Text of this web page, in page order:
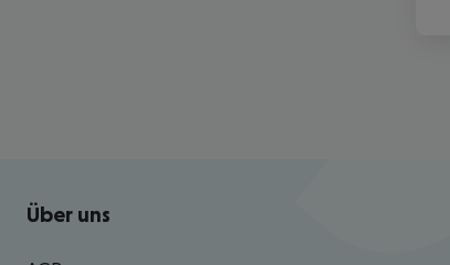
Footer navigation
Über uns